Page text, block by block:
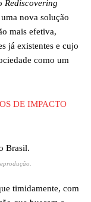
Rediscovering
nova solução
mais efetiva,
já existentes e cujo
como um
DE IMPACTO
timidamente, com